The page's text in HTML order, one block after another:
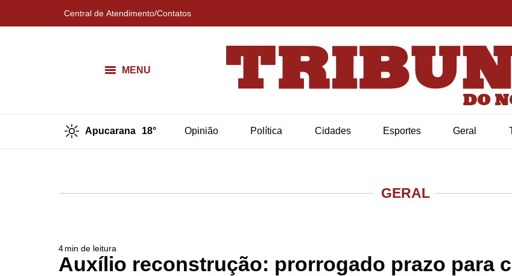
Central de Atendimento/Contatos
MENU
Apucarana 18° Opinião Política Cidades Esportes Geral
GERAL
4min de leitura
Auxílio reconstrução: prorrogado prazo para